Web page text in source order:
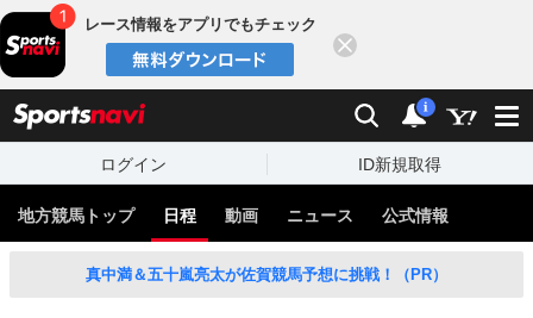
レース情報をアプリでもチェック
検索 通知
i
ログイン ID新規取得
地方競馬トップ 日程 動画 ニュース 公式情報
真中満＆五十嵐亮太が佐賀競馬予想に挑戦！（PR）